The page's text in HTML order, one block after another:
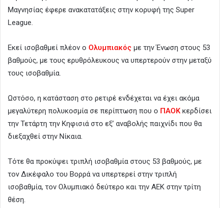
Μαγνησίας έφερε ανακατατάξεις στην κορυφή της Super
League.
Εκεί ισοβαθμεί πλέον ο Ολυμπιακός με την Ένωση στους 53
βαθμούς, με τους ερυθρόλευκους να υπερτερούν στην μεταξύ
τους ισοβαθμία.
Ωστόσο, η κατάσταση στο ρετιρέ ενδέχεται να έχει ακόμα
μεγαλύτερη πολυκοσμία σε περίπτωση που ο ΠΑΟΚκερδίσει
την Τετάρτη την Κηφισιά στο εξ’ αναβολής παιχνίδι που θα
διεξαχθεί στην Νίκαια.
Τότε θα προκύψει τριπλή ισοβαθμία στους 53 βαθμούς, με
τον Δικέφαλο του Βορρά να υπερτερεί στην τριπλή
ισοβαθμία, τον Ολυμπιακό δεύτερο και την ΑΕΚ στην τρίτη
θέση.